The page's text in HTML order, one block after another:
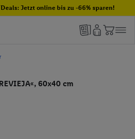
Jetzt online bis zu -66% sparen!
60x40 cm